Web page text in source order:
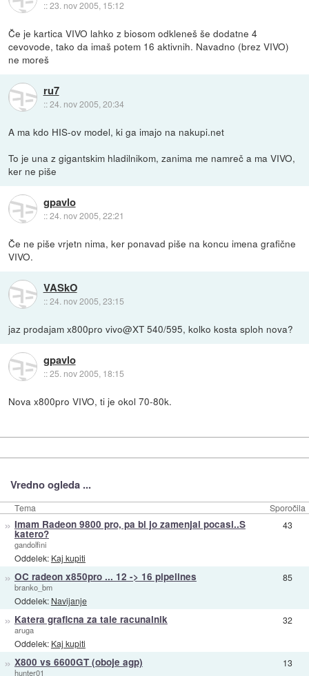
::23. nov 2005, 15:12
Če je kartica VIVO lahko z biosom odkleneš še dodatne 4
cevovode, tako da imaš potem 16 aktivnih. Navadno (brez VIVO)
ne moreš
ru7
::24. nov 2005, 20:34
A ma kdo HIS-ov model, ki ga imajo na nakupi.net
To je una z gigantskim hladilnikom, zanima me namreč a ma VIVO,
ker ne piše
gpavlo
::24. nov 2005, 22:21
Če ne piše vrjetn nima, ker ponavad piše na koncu imena grafične
VIVO.
VASkO
::24. nov 2005, 23:15
jaz prodajam x800pro vivo@XT 540/595, kolko kosta sploh nova?
gpavlo
::25. nov 2005, 18:15
Nova x800pro VIVO, ti je okol 70-80k.
Vredno ogleda ...
Tema Sporočila
» Imam Radeon 9800 pro, pa bi jo zamenjal pocasi..S
katero?
gandolfini
Oddelek: Kaj kupiti
43
» OC radeon x850pro ... 12 -> 16 pipelines
branko_bm
Oddelek: Navijanje
85
» Katera graficna za tale racunalnik
aruga
Oddelek: Kaj kupiti
32
» X800 vs 6600GT (oboje agp)
hunter01
13